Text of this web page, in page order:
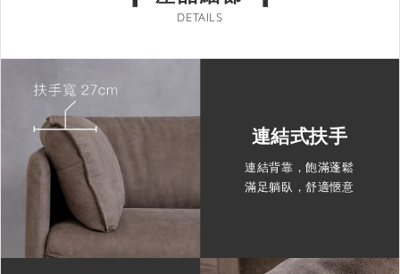
DETAILS
連結式扶手
連結背靠，飽滿蓬鬆
滿足躺臥，舒適愜意